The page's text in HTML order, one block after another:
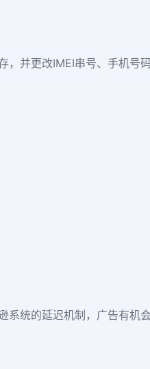
并更改IMEI串号、手机号码
系统的延迟机制，广告有机